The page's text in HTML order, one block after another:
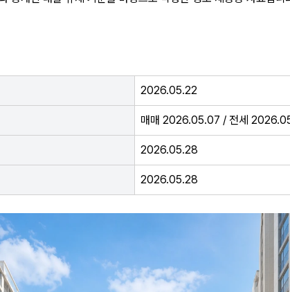
2026.05.22
매매 2026.05.07 / 전세
2026.05.28
2026.05.28